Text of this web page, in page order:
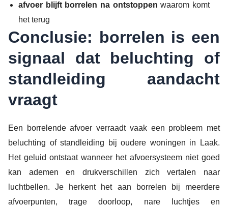
afvoer blijft borrelen na ontstoppen waarom komt
het terug
Conclusie: borrelen is een
signaal dat beluchting of
standleiding aandacht
vraagt
Een borrelende afvoer verraadt vaak een probleem met
beluchting of standleiding bij oudere woningen in Laak.
Het geluid ontstaat wanneer het afvoersysteem niet goed
kan ademen en drukverschillen zich vertalen naar
luchtbellen. Je herkent het aan borrelen bij meerdere
afvoerpunten, trage doorloop, nare luchtjes en